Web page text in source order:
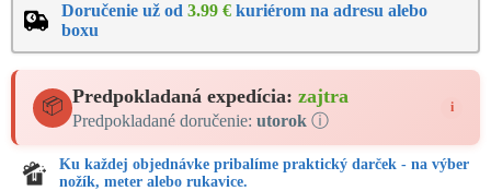
Doručenie už od 3.99 € kuriérom na adresu alebo
boxu
📦 Predpokladaná expedícia: zajtra
Predpokladané doručenie: utorok ⓘ
i
Ku každej objednávke pribalíme praktický darček - na výber
nožík, meter alebo rukavice.